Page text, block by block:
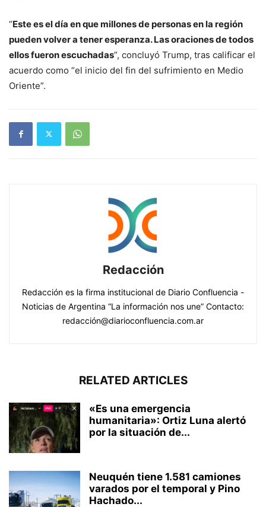
“Este es el día en que millones de personas en la región
pueden volver a tener esperanza. Las oraciones de todos
ellos fueron escuchadas”, concluyó Trump, tras calificar el
acuerdo como “el inicio del fin del sufrimiento en Medio
Oriente”.
Redacción
Redacción es la firma institucional de Diario Confluencia -
Noticias de Argentina “La información nos une” Contacto:
redacción@diarioconfluencia.com.ar
RELATED ARTICLES
«Es una emergencia
humanitaria»: Ortiz Luna alertó
por la situación de...
Neuquén tiene 1.581 camiones
varados por el temporal y Pino
Hachado...